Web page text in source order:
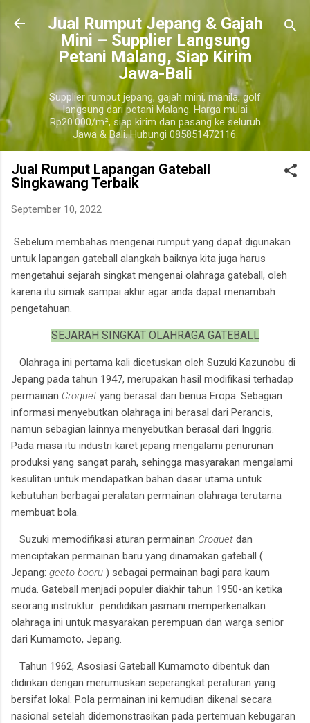
Langsung ke konten utama
​Jual Rumput Jepang & Gajah
Mini – Supplier Langsung
Petani Malang, Siap Kirim
Jawa-Bali
Supplier rumput jepang, gajah mini, manila, golf
langsung dari petani Malang. Harga mulai
Rp20.000/m², siap kirim dan pasang ke seluruh
Jawa & Bali. Hubungi 085851472116.
Jual Rumput Lapangan Gateball
Singkawang Terbaik
September 10, 2022
Sebelum membahas mengenai rumput yang dapat digunakan
untuk lapangan gateball alangkah baiknya kita juga harus
mengetahui sejarah singkat mengenai olahraga gateball, oleh
karena itu simak sampai akhir agar anda dapat menambah
pengetahuan.
SEJARAH SINGKAT OLAHRAGA GATEBALL
Olahraga ini pertama kali dicetuskan oleh Suzuki Kazunobu di
Jepang pada tahun 1947, merupakan hasil modifikasi terhadap
permainan Croquet yang berasal dari benua Eropa. Sebagian
informasi menyebutkan olahraga ini berasal dari Perancis,
namun sebagian lainnya menyebutkan berasal dari Inggris.
Pada masa itu industri karet jepang mengalami penurunan
produksi yang sangat parah, sehingga masyarakan mengalami
kesulitan untuk mendapatkan bahan dasar utama untuk
kebutuhan berbagai peralatan permainan olahraga terutama
membuat bola.
Suzuki memodifikasi aturan permainan Croquet dan
menciptakan permainan baru yang dinamakan gateball (
Jepang: geeto booru ) sebagai permainan bagi para kaum
muda. Gateball menjadi populer diakhir tahun 1950-an ketika
seorang instruktur pendidikan jasmani memperkenalkan
olahraga ini untuk masyarakan perempuan dan warga senior
dari Kumamoto, Jepang.
Tahun 1962, Asosiasi Gateball Kumamoto dibentuk dan
didirikan dengan merumuskan seperangkat peraturan yang
bersifat lokal. Pola permainan ini kemudian dikenal secara
nasional setelah didemonstrasikan pada pertemuan kebugaran